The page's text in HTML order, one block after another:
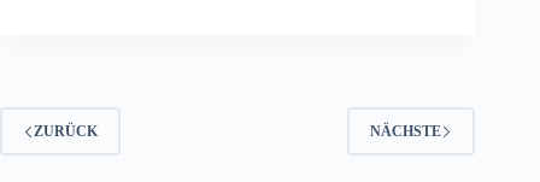
Prozess
Mittelstand?
ZURÜCK NÄCHSTE